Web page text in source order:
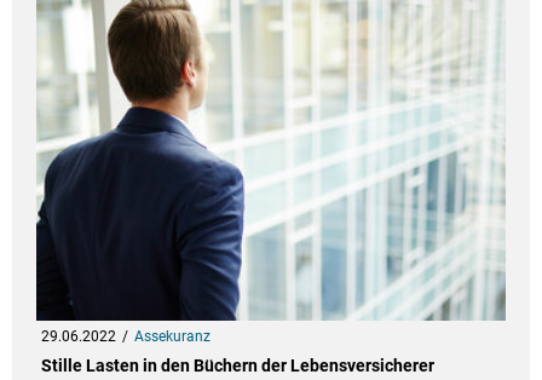
29.06.2022 Assekuranz
Stille Lasten in den Büchern der Lebensversicherer